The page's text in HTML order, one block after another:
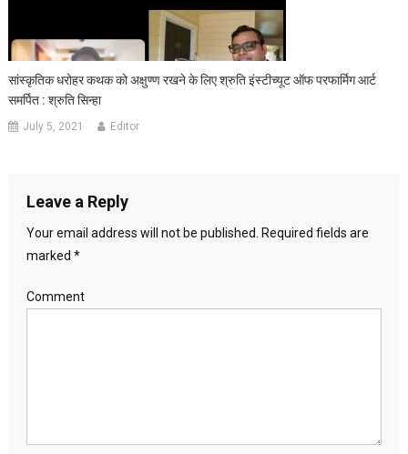
सांस्कृतिक धरोहर कथक को अक्षुण्ण रखने के लिए श्रुति इंस्टीच्यूट ऑफ परफार्मिग आर्ट
समर्पित : श्रुति सिन्हा
July 5, 2021 Editor
Leave a Reply
Your email address will not be published. Required fields are
marked *
Comment